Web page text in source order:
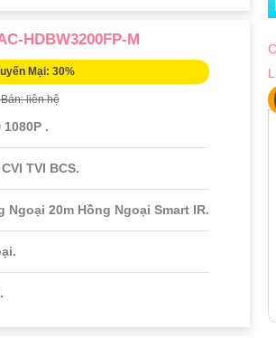
HDBW3200FP-M
Mại: 30%
liên hệ
1080P .
TVI BCS.
Ngoại 20m Hồng Ngoại Smart IR.